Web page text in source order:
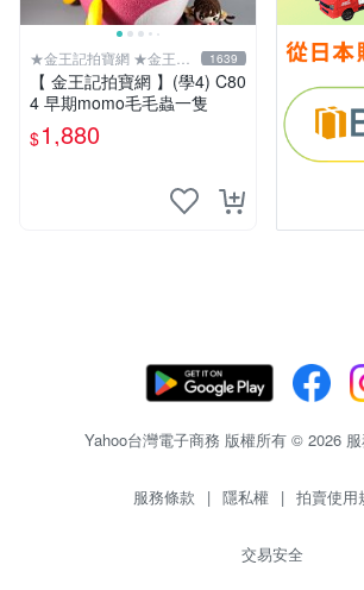
★金王記拍寶網 ★金王記
拍寶趣
1639
【 金王記拍寶網 】(學4) C80
4 早期momo毛毛蟲一隻
$1,880
Yahoo台灣電子商務 版權所有 © 2026
服務條款 | 隱私權 | 拍賣使用
交易安全